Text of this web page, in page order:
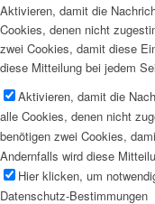
Aktivieren, damit die
Cookies, denen nicht
zwei Cookies, damit diese
diese Mitteilung bei jedem
Aktivieren, damit die
alle Cookies, denen nicht
benötigen zwei Cookies,
Andernfalls wird diese
Hier klicken, um
Datenschutz-Bestimmungen